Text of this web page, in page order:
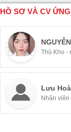
HỒ SƠ VÀ CV
Thủ Kho -
Lưu
Nhân viên